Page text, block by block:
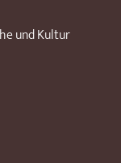
und Kultur